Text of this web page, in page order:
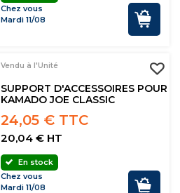
Chez vous
Mardi 11/08
Vendu à l'Unité
SUPPORT D'ACCESSOIRES POUR
KAMADO JOE CLASSIC
24,05 € TTC
20,04 € HT
En stock
Chez vous
Mardi 11/08